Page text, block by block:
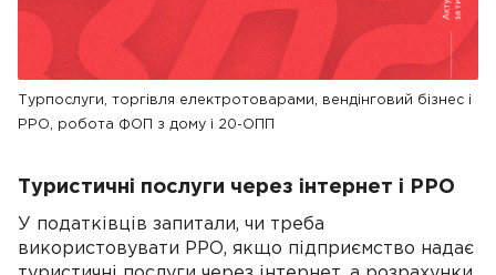
Турпослуги, торгівля електротоварами, вендінговий бізнес і
РРО, робота ФОП з дому і 20-ОПП
Туристичні послуги через інтернет і РРО
У податківців запитали, чи треба
використовувати РРО, якщо підприємство надає